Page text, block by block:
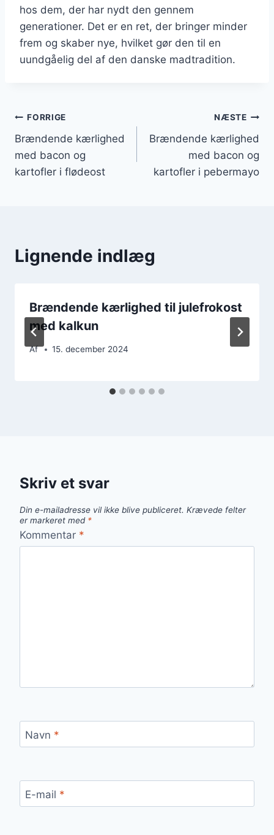
hos dem, der har nydt den gennem
generationer. Det er en ret, der bringer minder
frem og skaber nye, hvilket gør den til en
uundgåelig del af den danske madtradition.
Indlægsnavigation
FORRIGE
Brændende kærlighed
med bacon og
kartofler i flødeost
NÆSTE
Brændende kærlighed
med bacon og
kartofler i pebermayo
Lignende indlæg
Brændende kærlighed til julefrokost
med kalkun
Af 15. december 2024
Skriv et svar
Din e-mailadresse vil ikke blive publiceret. Krævede felter
er markeret med *
Kommentar *
Navn *
E-mail *